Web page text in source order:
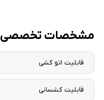
مشخصات تخصصی
قابلیت اتو کشی
قابلیت کشسانی